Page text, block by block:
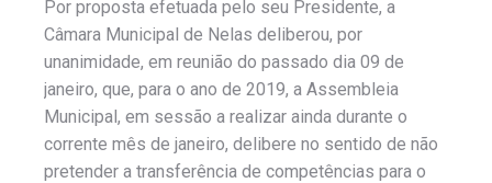
Por proposta efetuada pelo seu Presidente, a
Câmara Municipal de Nelas deliberou, por
unanimidade, em reunião do passado dia 09 de
janeiro, que, para o ano de 2019, a Assembleia
Municipal, em sessão a realizar ainda durante o
corrente mês de janeiro, delibere no sentido de não
pretender a transferência de competências para o